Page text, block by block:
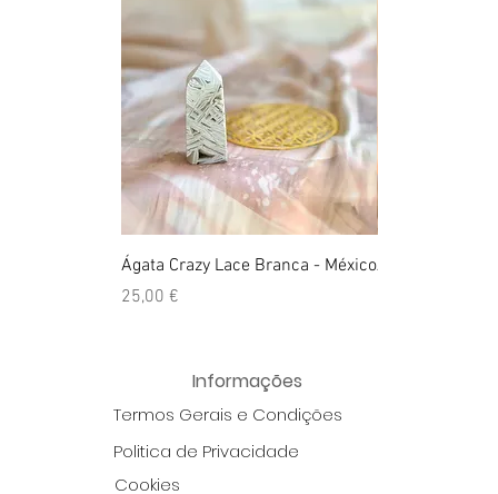
Ágata Crazy Lace Branca - México
Preço
25,00 €
Anel Golden
Informações
Termos Gerais e Condições
Politica de Privacidade
Cookies